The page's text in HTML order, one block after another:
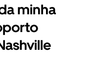
minha